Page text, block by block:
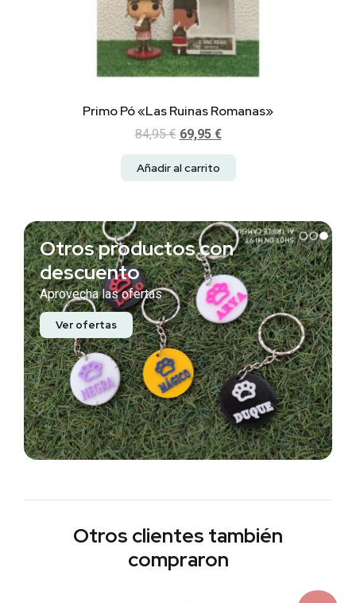
Primo Pó «Las Ruinas Romanas»
84,95€ 69,95 €
Añadir al carrito
Otros productos con
descuento
Aprovecha las ofertas
Ver ofertas
Otros clientes también
compraron